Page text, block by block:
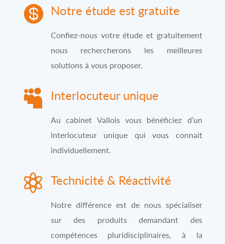
 Notre étude est gratuite
Confiez-nous votre étude et gratuitement
nous rechercherons les meilleures
solutions à vous proposer.
 Interlocuteur unique
Au cabinet Vallois vous bénéficiez d’un
interlocuteur unique qui vous connait
individuellement.
 Technicité & Réactivité
Notre différence est de nous spécialiser
sur des produits demandant des
compétences pluridisciplinaires, à la